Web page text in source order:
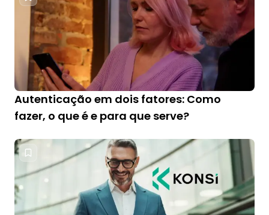
Autenticação em dois fatores: Como
fazer, o que é e para que serve?